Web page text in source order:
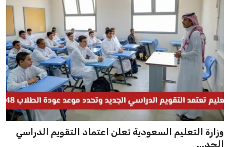
وزارة التعليم السعودية تعلن اعتماد التقويم الدراسي
الجد...